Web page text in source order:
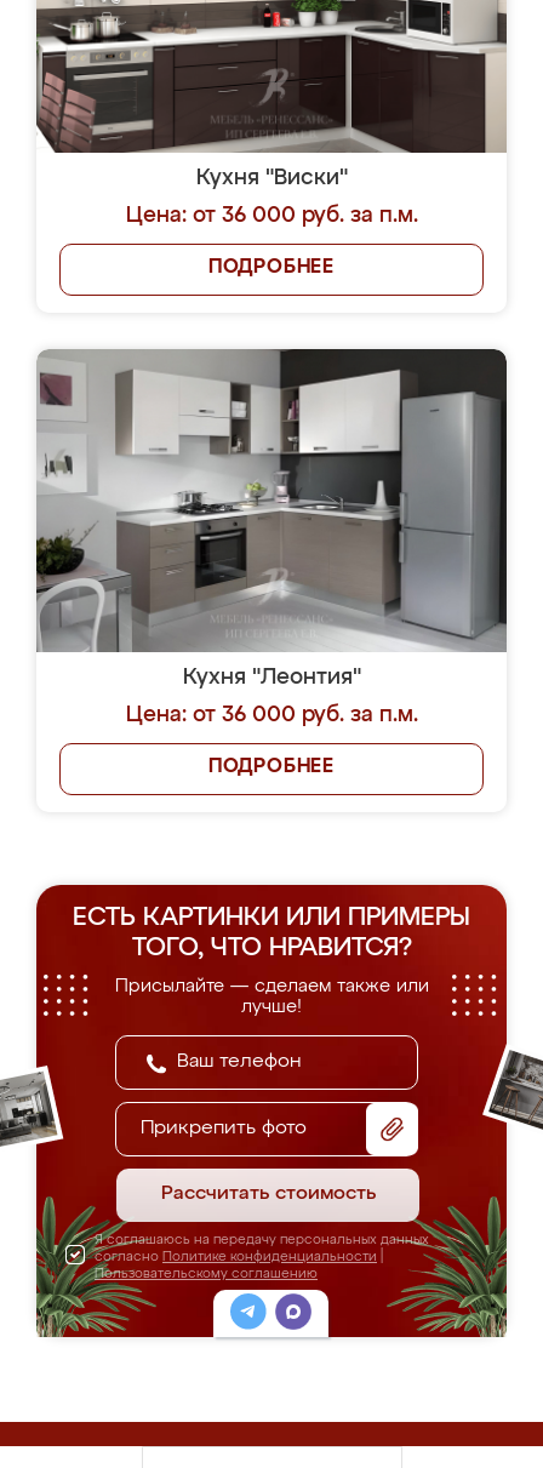
Кухня "Виски"
Цена: от 36 000 руб. за п.м.
ПОДРОБНЕЕ
Кухня "Леонтия"
Цена: от 36 000 руб. за п.м.
ПОДРОБНЕЕ
ЕСТЬ КАРТИНКИ ИЛИ ПРИМЕРЫ
ТОГО, ЧТО НРАВИТСЯ?
Присылайте — сделаем также или
лучше!
Прикрепить фото
Рассчитать стоимость
Я соглашаюсь на передачу персональных данных
согласно Политике конфиденциальности
Пользовательскому соглашению